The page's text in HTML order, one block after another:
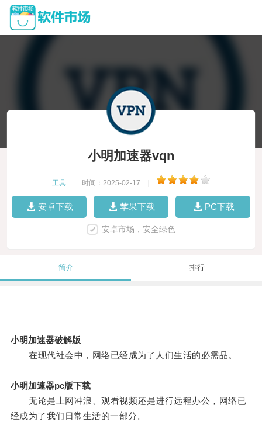
小明加速器vqn
工具 时间：2025-02-17
安卓下载 苹果下载 PC下载
安卓市场，安全绿色
简介 排行
小明加速器破解版
在现代社会中，网络已经成为了人们生活的必需品。
小明加速器pc版下载
无论是上网冲浪、观看视频还是进行远程办公，网络已
经成为了我们日常生活的一部分。